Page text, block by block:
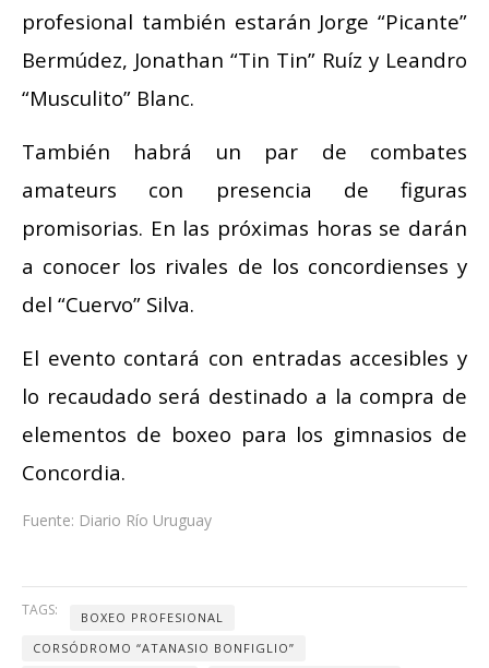
profesional también estarán Jorge “Picante”
Bermúdez, Jonathan “Tin Tin” Ruíz y Leandro
“Musculito” Blanc.
También habrá un par de combates
amateurs con presencia de figuras
promisorias. En las próximas horas se darán
a conocer los rivales de los concordienses y
del “Cuervo” Silva.
El evento contará con entradas accesibles y
lo recaudado será destinado a la compra de
elementos de boxeo para los gimnasios de
Concordia.
Fuente: Diario Río Uruguay
TAGS:
BOXEO PROFESIONAL
CORSÓDROMO “ATANASIO BONFIGLIO”